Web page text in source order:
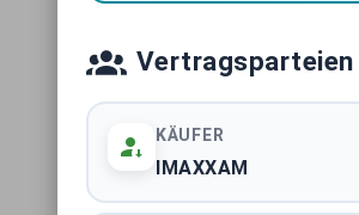
Vertragsparteien
KÄUFER
IMAXXAM